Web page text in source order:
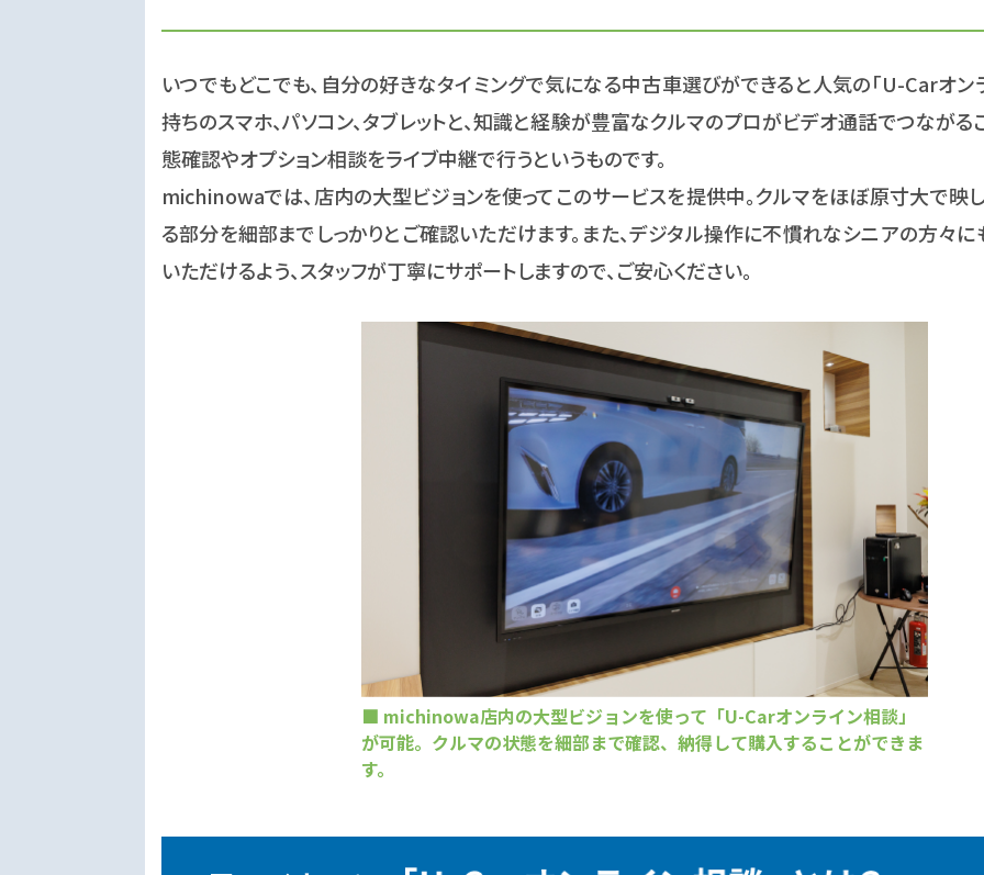
いつでもどこでも、自分の好きなタイミングで気になる中古車選びができると人気の「U-Carオン
持ちのスマホ、パソコン、タブレットと、知識と経験が豊富なクルマのプロがビデオ通話でつながる
態確認やオプション相談をライブ中継で行うというものです。
michinowaでは、店内の大型ビジョンを使ってこのサービスを提供中。クルマをほぼ原寸大で映
る部分を細部までしっかりとご確認いただけます。また、デジタル操作に不慣れなシニアの方々
いただけるよう、スタッフが丁寧にサポートしますので、ご安心ください。
■ michinowa店内の大型ビジョンを使って「U-Carオンライン相談」
が可能。クルマの状態を細部まで確認、納得して購入することができま
す。